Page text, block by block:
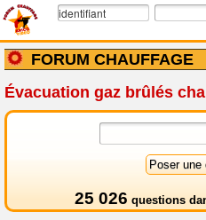
FORUM CHAUFFAGE
Évacuation gaz brûlés
25 026 questions